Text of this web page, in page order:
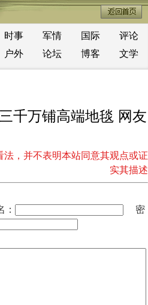
时事 军情 国际
评论
户外 论坛 博客 文学
千万铺高端地毯 网友
法，并不表明本站同意其观点或证
实其描述
：
密